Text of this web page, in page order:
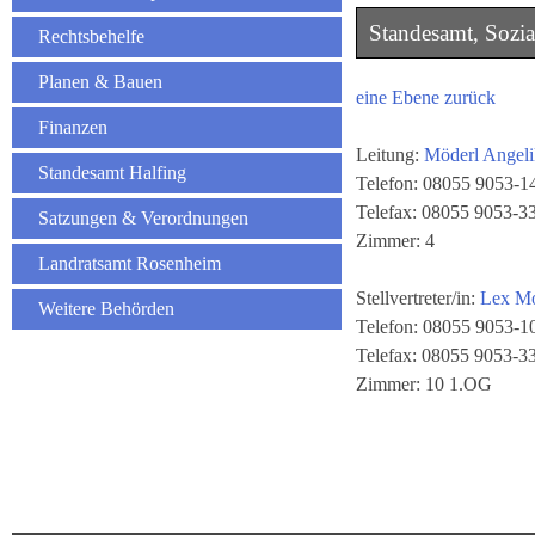
Rechtsbehelfe
Planen & Bauen
Finanzen
Standesamt Halfing
Satzungen & Verordnungen
Landratsamt Rosenheim
Weitere Behörden
Standesamt,
eine Ebene zurück
Leitung: Möderl
Telefon: 08055 9053-
Telefax: 08055 9053-
Zimmer: 4
Stellvertreter/in: Lex
Telefon: 08055 9053-
Telefax: 08055 9053-
Zimmer: 10 1.OG